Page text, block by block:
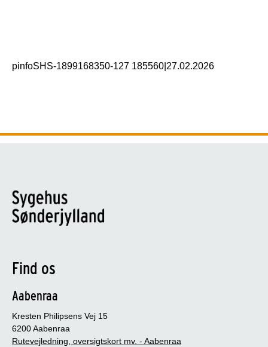
pinfoSHS-1899168350-127 185560 27.02.2026
Find os
Aabenraa
Kresten Philipsens Vej 15
6200 Aabenraa
Rutevejledning, oversigtskort mv. - Aabenraa